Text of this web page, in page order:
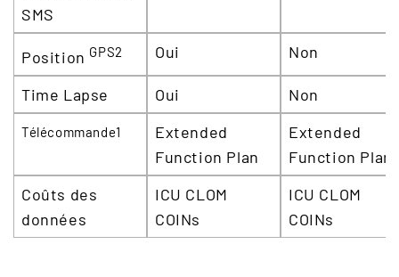
SMS
Position GPS2 Oui Non
Time Lapse Oui Non
Télécommande1
Extended
Function Plan
Extended
Function Plan
Coûts des
données
ICU CLOM
COINs
ICU CLOM
COINs